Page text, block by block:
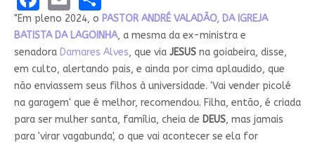
"Em pleno 2024, o PASTOR ANDRÉ VALADÃO, DA IGREJA
BATISTA DA LAGOINHA, a mesma da ex-ministra e
senadora Damares Alves, que via JESUSna goiabeira, disse,
em culto, alertando pais, e ainda por cima aplaudido, que
não enviassem seus filhos à universidade. 'Vai vender picolé
na garagem' que é melhor, recomendou. Filha, então, é criada
para ser mulher santa, família, cheia de DEUS, mas jamais
para 'virar vagabunda', o que vai acontecer se ela for